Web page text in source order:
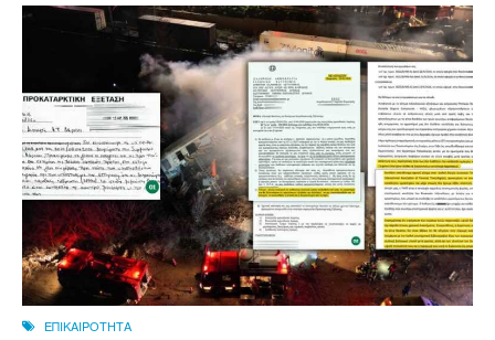
ΕΠΙΚΑΙΡΟΤΗΤΑ